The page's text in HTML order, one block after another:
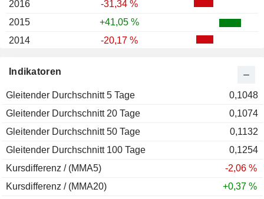
Indikatoren
Gleitender Durchschnitt 5 Tage
0,1048
Gleitender Durchschnitt 20 Tage
0,1074
Gleitender Durchschnitt 50 Tage
0,1132
Gleitender Durchschnitt 100 Tage
0,1254
Kursdifferenz / (MMA5)
-2,06 %
Kursdifferenz / (MMA20)
+0,37 %
2016
-31,34 %
2015
+41,05 %
2014
-20,17 %
2012
2011
+82,00 %
2010
+13,64 %
2009
+49,15 %
2008
-82,54 %
2007
+160,00 %
2006
-56,38 %